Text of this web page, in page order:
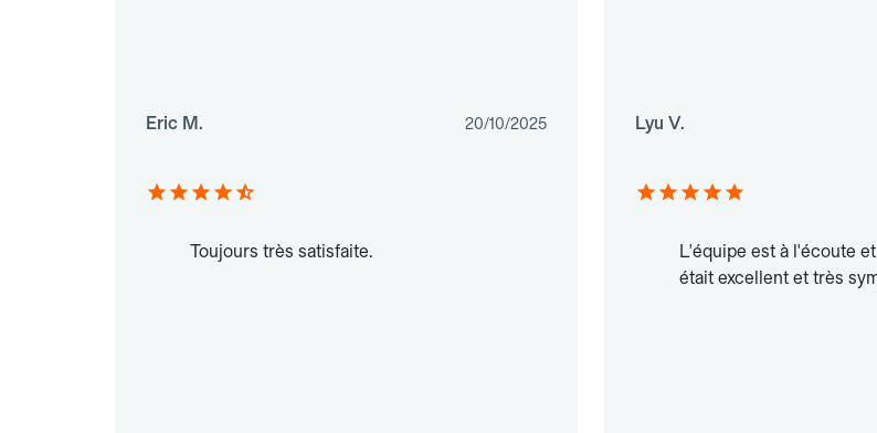
Eric M. 20/10/2025 Lyu V.
Toujours très satisfaite.
L'équipe est à l'écoute
était excellent et très